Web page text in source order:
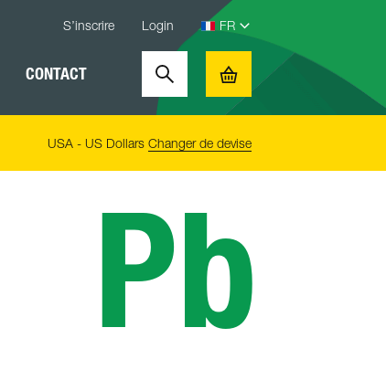
S’inscrire Login
CONTACT Search Basket
USA - US Dollars Changer de devise
Pb